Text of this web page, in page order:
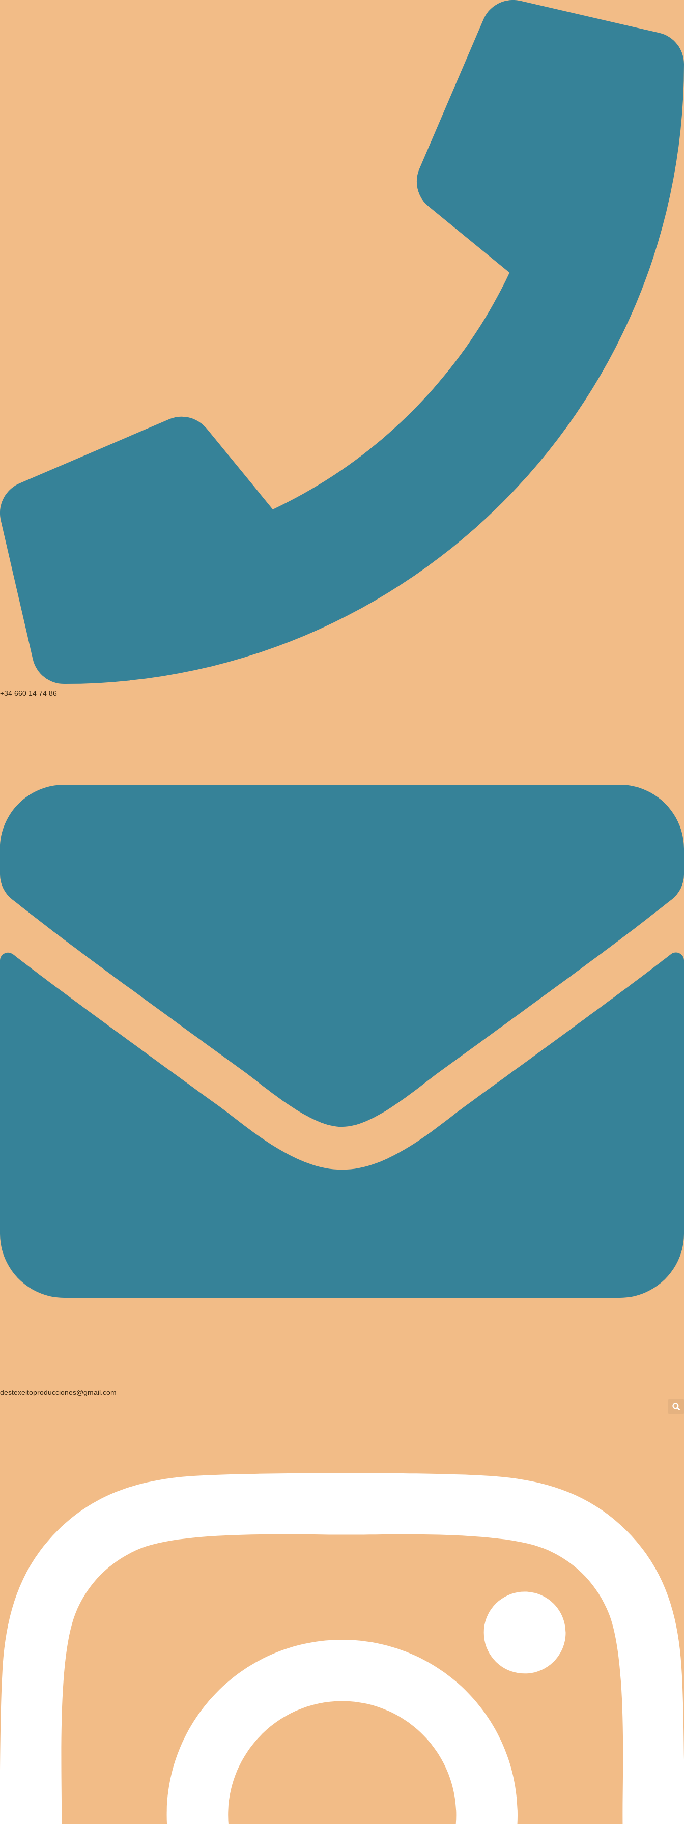
+34 660 14 74 86
destexeitoproducciones@gmail.com